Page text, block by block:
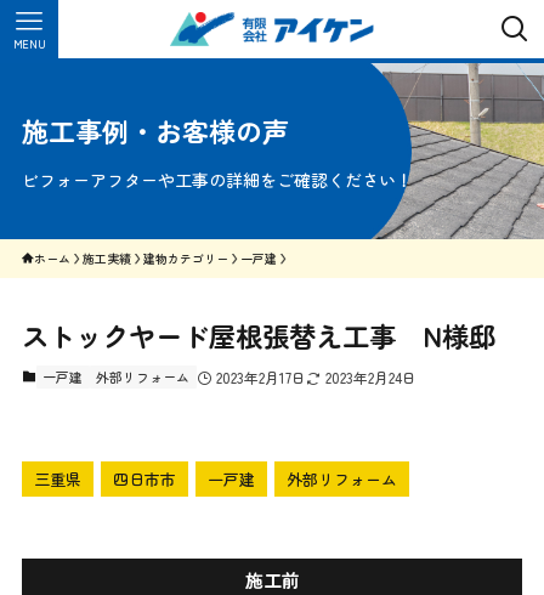
MENU
施工事例・お客様の声
ビフォーアフターや工事の詳細をご確認ください！
ホーム 施工実績 建物カテゴリー 一戸建
ストックヤード屋根張替え工事 N様邸
一戸建 外部リフォーム 2023年2月17日 2023年2月24日
三重県 四日市市 一戸建 外部リフォーム
施工前